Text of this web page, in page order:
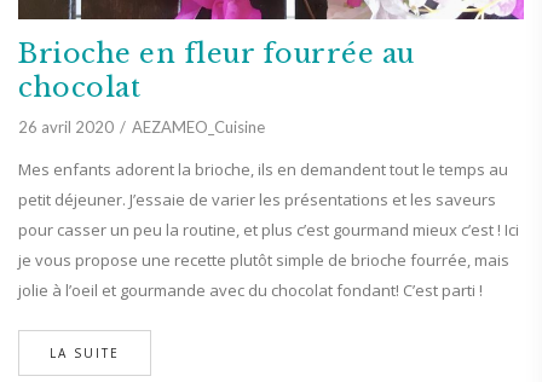
Brioche en fleur fourrée au
chocolat
26 avril 2020 AEZAMEO_Cuisine
Mes enfants adorent la brioche, ils en demandent tout le temps au
petit déjeuner. J’essaie de varier les présentations et les saveurs
pour casser un peu la routine, et plus c’est gourmand mieux c’est ! Ici
je vous propose une recette plutôt simple de brioche fourrée, mais
jolie à l’oeil et gourmande avec du chocolat fondant! C’est parti !
LA SUITE